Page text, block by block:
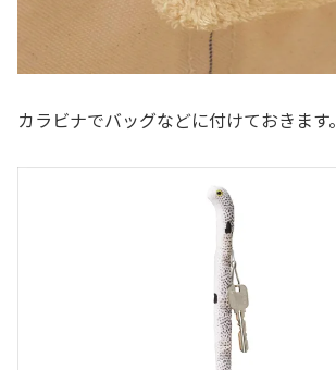
カラビナでバッグなどに付けておきます。